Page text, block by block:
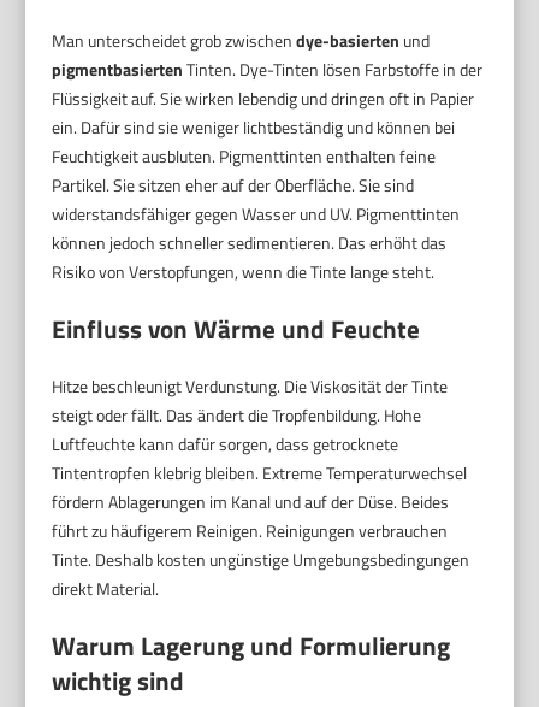
Man unterscheidet grob zwischendye-basierten und
pigmentbasiertenTinten. Dye-Tinten lösen Farbstoffe in der
Flüssigkeit auf. Sie wirken lebendig und dringen oft in Papier
ein. Dafür sind sie weniger lichtbeständig und können bei
Feuchtigkeit ausbluten. Pigmenttinten enthalten feine
Partikel. Sie sitzen eher auf der Oberfläche. Sie sind
widerstandsfähiger gegen Wasser und UV. Pigmenttinten
können jedoch schneller sedimentieren. Das erhöht das
Risiko von Verstopfungen, wenn die Tinte lange steht.
Einfluss von Wärme und Feuchte
Hitze beschleunigt Verdunstung. Die Viskosität der Tinte
steigt oder fällt. Das ändert die Tropfenbildung. Hohe
Luftfeuchte kann dafür sorgen, dass getrocknete
Tintentropfen klebrig bleiben. Extreme Temperaturwechsel
fördern Ablagerungen im Kanal und auf der Düse. Beides
führt zu häufigerem Reinigen. Reinigungen verbrauchen
Tinte. Deshalb kosten ungünstige Umgebungsbedingungen
direkt Material.
Warum Lagerung und Formulierung
wichtig sind